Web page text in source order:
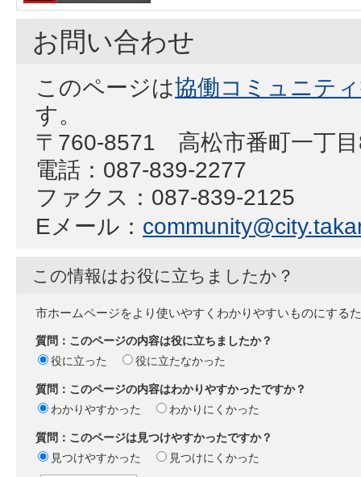
お問い合わせ
このページは協働コミュニテ
す。
〒760-8571 高松市番町一丁
電話：087-839-2277
ファクス：087-839-2125
Eメール：
この情報はお役に立ちましたか？
市ホームページをより使いやすくわかりやすいものにする
質問：このページの内容は役に立ちましたか？
役に立った
役に立たなかった
質問：このページの内容はわかりやすかったですか？
わかりやすかった
わかりにくかった
質問：このページは見つけやすかったですか？
見つけやすかった
見つけにくかった